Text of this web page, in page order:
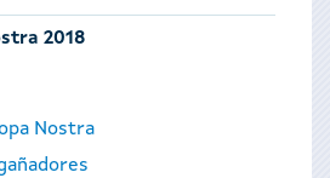
2018
Nostra